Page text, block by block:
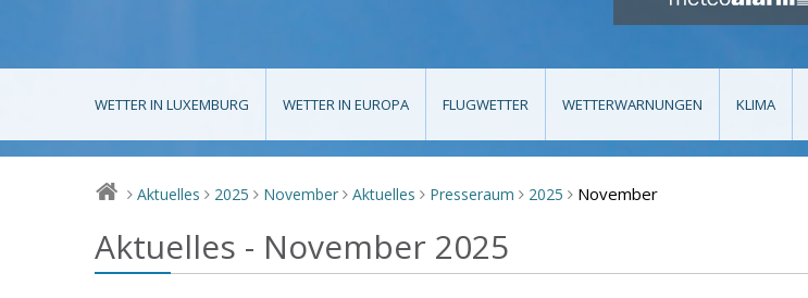
WETTER IN LUXEMBURG WETTER IN EUROPA FLUGWETTER WETTERWARNUNGEN KLIMA
> Aktuelles > 2025 > November > Aktuelles > Presseraum > 2025 > November
Aktuelles - November 2025